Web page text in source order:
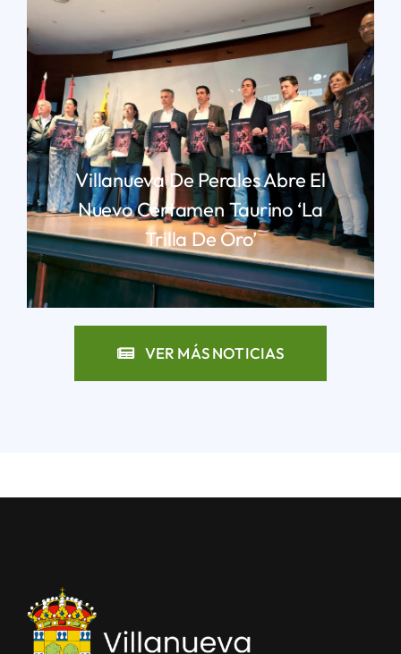
Villanueva De Perales Abre El
Nuevo Certamen Taurino ‘La
Trilla De Oro’
LEER MÁS
VER MÁS NOTICIAS